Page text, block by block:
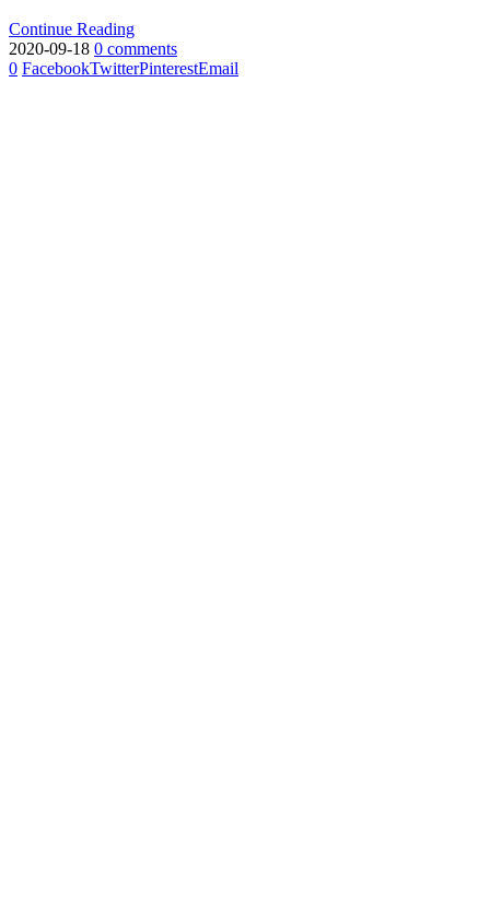
Continue Reading
2020-09-18 0 comments
0 FacebookTwitterPinterestEmail